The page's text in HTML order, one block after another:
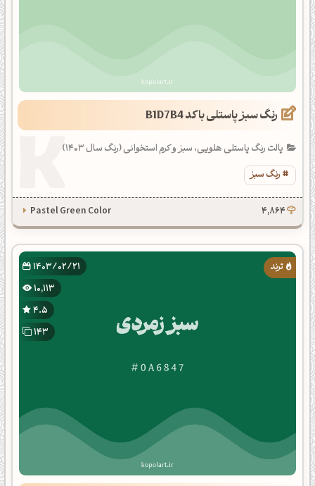
رنگ سبز پاستلی با کد B1D7B4
پالت رنگ پاستلی هلویی، سبز و کرم استخوانی (رنگ سال 1403)
رنگ سبز
4,864
Pastel Green Color
1403/02/21
10,113
4.5
143